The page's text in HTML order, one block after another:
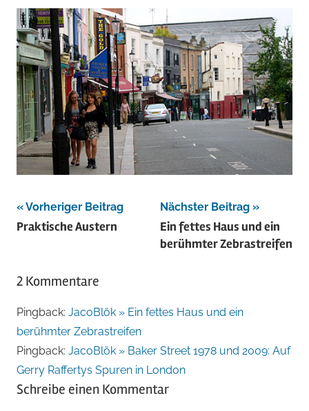
Beitragsnavigation
Vorheriger Beitrag
Praktische Austern
Nächster Beitrag
Ein fettes Haus und ein
berühmter Zebrastreifen
2 Kommentare
Pingback: JacoBlök » Ein fettes Haus und ein
berühmter Zebrastreifen
Pingback: JacoBlök » Baker Street 1978 und 2009: Auf
Gerry Raffertys Spuren in London
Schreibe einen Kommentar